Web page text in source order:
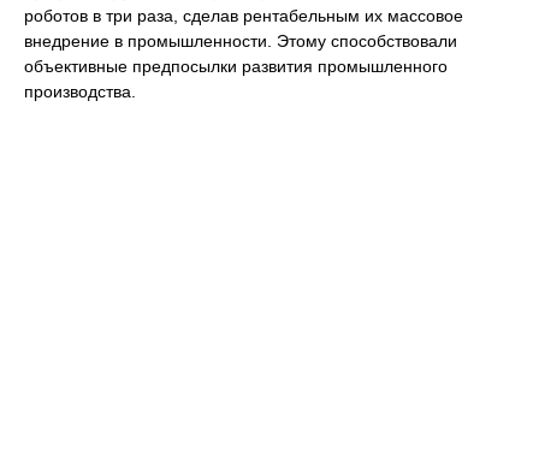
роботов в три раза, сделав рентабельным их массовое
внедрение в промышленности. Этому способствовали
объективные предпосылки развития промышленного
производства.